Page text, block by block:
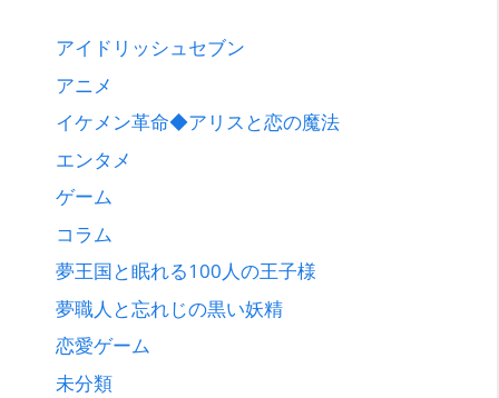
アイドリッシュセブン
アニメ
イケメン革命◆アリスと恋の魔法
エンタメ
ゲーム
コラム
夢王国と眠れる100人の王子様
夢職人と忘れじの黒い妖精
恋愛ゲーム
未分類